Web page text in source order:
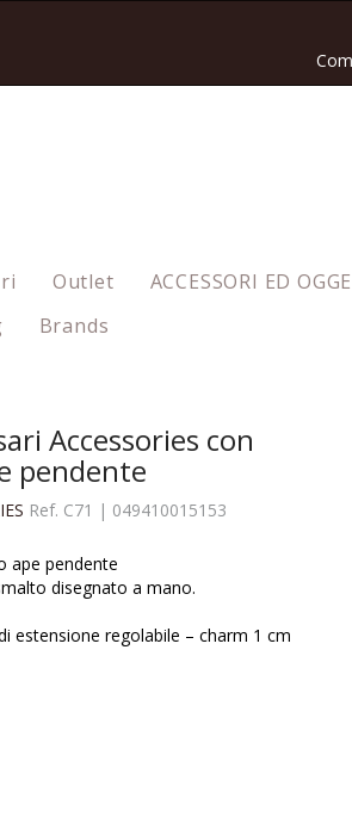
Outlet ACCESSORI ED
Brands
Accessories con
pendente
Ref. C71 | 049410015153
ape pendente
disegnato a mano.
estensione regolabile – charm 1 cm